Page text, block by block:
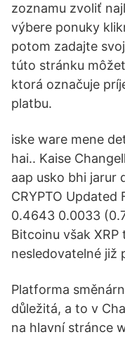
zoznamu zvoliť
výbere ponuky
potom zadajte
túto stránku
ktorá označuje
platbu.
iske ware mene
hai.. Kaise
aap usko bhi jarur
CRYPTO Updated
0.4643 0.0033
Bitcoinu však
nesledovatelné již
Platforma
důležitá, a to v
na hlavní stránce